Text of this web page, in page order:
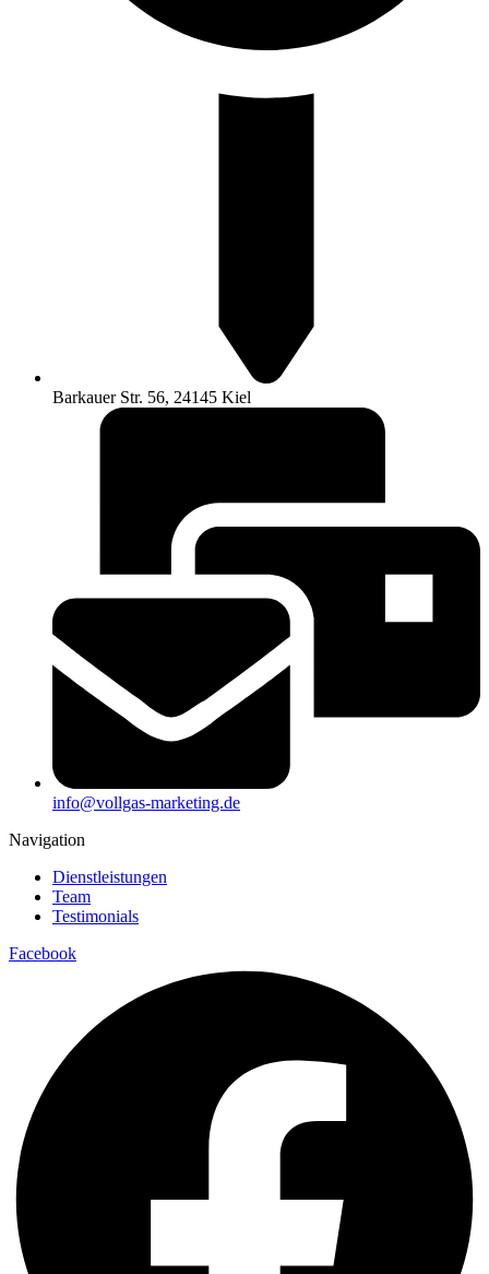
Barkauer Str. 56, 24145 Kiel
info@vollgas-marketing.de
Navigation
Dienstleistungen
Team
Testimonials
Facebook